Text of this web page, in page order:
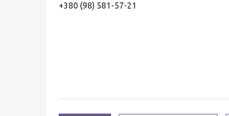
+380 (98) 581-57-21